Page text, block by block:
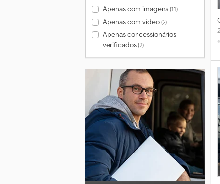
Apenas com imagens(11)
Apenas com vídeo(2)
Apenas concessionários
verificados(2)